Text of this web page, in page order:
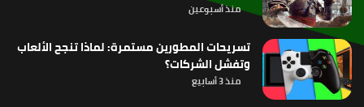
منذ أسبوعين
تسريحات المطورين مستمرة: لماذا تنجح الألعاب
وتفشل الشركات؟
منذ 3 أسابيع